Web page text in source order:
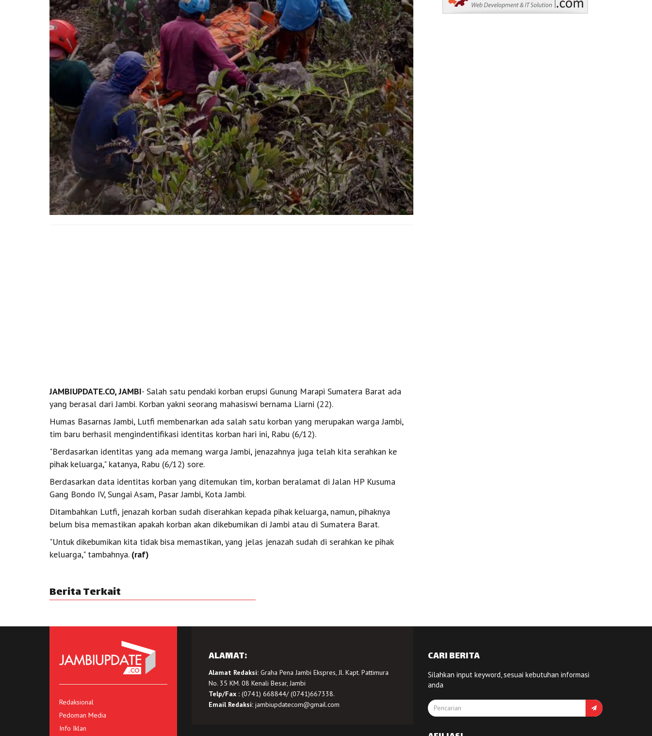
JAMBIUPDATE.CO, JAMBI- Salah satu pendaki korban erupsi Gunung Marapi Sumatera Barat ada
yang berasal dari Jambi. Korban yakni seorang mahasiswi bernama Liarni (22).
Humas Basarnas Jambi, Lutfi membenarkan ada salah satu korban yang merupakan warga Jambi,
tim baru berhasil mengindentifikasi identitas korban hari ini, Rabu (6/12).
"Berdasarkan identitas yang ada memang warga Jambi, jenazahnya juga telah kita serahkan ke
pihak keluarga," katanya, Rabu (6/12) sore.
Berdasarkan data identitas korban yang ditemukan tim, korban beralamat di Jalan HP Kusuma
Gang Bondo IV, Sungai Asam, Pasar Jambi, Kota Jambi.
Ditambahkan Lutfi, jenazah korban sudah diserahkan kepada pihak keluarga, namun, pihaknya
belum bisa memastikan apakah korban akan dikebumikan di Jambi atau di Sumatera Barat.
"Untuk dikebumikan kita tidak bisa memastikan, yang jelas jenazah sudah di serahkan ke pihak
keluarga," tambahnya. (raf)
Berita Terkait
Redaksional
Pedoman Media
Info Iklan
ALAMAT:
Alamat Redaksi:Graha Pena Jambi Ekspres, Jl. Kapt. Pattimura
No. 35 KM. 08 Kenali Besar, Jambi
Telp/Fax :(0741) 668844/ (0741)667338.
Email Redaksi: jambiupdatecom@gmail.com
CARI BERITA
Silahkan input keyword, sesuai kebutuhan informasi
anda